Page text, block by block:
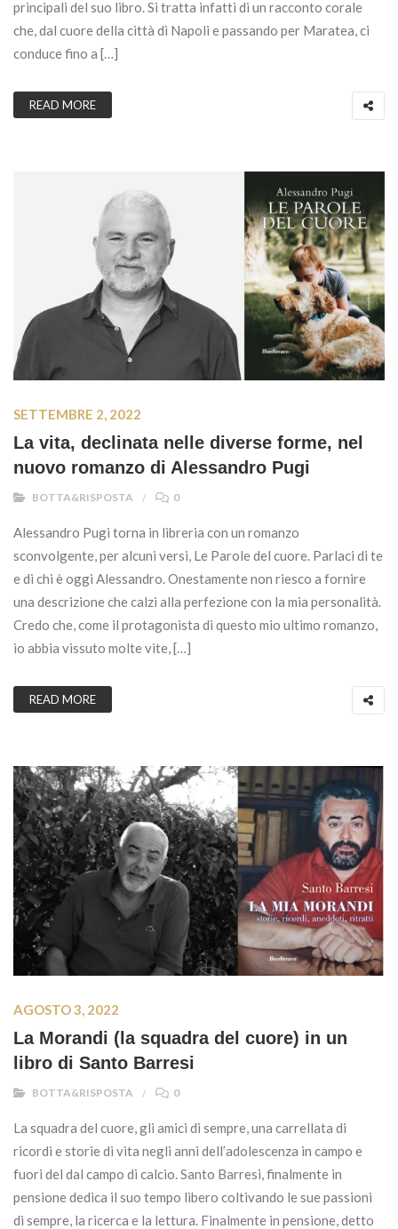
principali del suo libro. Si tratta infatti di un racconto corale
che, dal cuore della città di Napoli e passando per Maratea, ci
conduce fino a […]
READ MORE
SETTEMBRE 2, 2022
La vita, declinata nelle diverse forme, nel
nuovo romanzo di Alessandro Pugi
BOTTA&RISPOSTA 0
Alessandro Pugi torna in libreria con un romanzo
sconvolgente, per alcuni versi, Le Parole del cuore. Parlaci di te
e di chi è oggi Alessandro. Onestamente non riesco a fornire
una descrizione che calzi alla perfezione con la mia personalità.
Credo che, come il protagonista di questo mio ultimo romanzo,
io abbia vissuto molte vite, […]
READ MORE
AGOSTO 3, 2022
La Morandi (la squadra del cuore) in un
libro di Santo Barresi
BOTTA&RISPOSTA 0
La squadra del cuore, gli amici di sempre, una carrellata di
ricordi e storie di vita negli anni dell’adolescenza in campo e
fuori del dal campo di calcio. Santo Barresi, finalmente in
pensione dedica il suo tempo libero coltivando le sue passioni
di sempre, la ricerca e la lettura. Finalmente in pensione, detto